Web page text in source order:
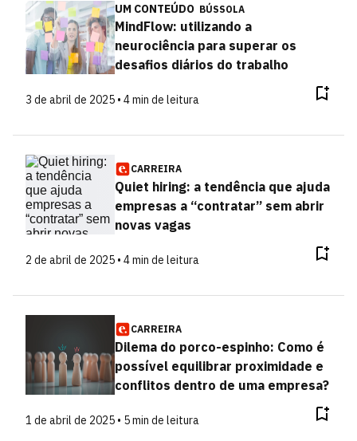
UM CONTEÚDO BÚSSOLA
MindFlow: utilizando a
neurociência para superar os
desafios diários do trabalho
3 de abril de 2025 • 4 min de leitura
CARREIRA
Quiet hiring: a tendência que ajuda
empresas a “contratar” sem abrir
novas vagas
2 de abril de 2025 • 4 min de leitura
CARREIRA
Dilema do porco-espinho: Como é
possível equilibrar proximidade e
conflitos dentro de uma empresa?
1 de abril de 2025 • 5 min de leitura